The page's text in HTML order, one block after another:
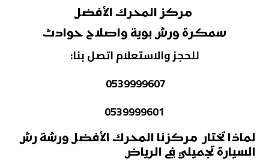
مركز المحرك الأفضل
سمكرة ورش بوية واصلاح حوادث
للحجز والاستعلام اتصل بنا:
0539999607
0539999601
لماذا تختار مركزنا المحرك الأفضل ورشة رش
السيارة تجميلي في الرياض